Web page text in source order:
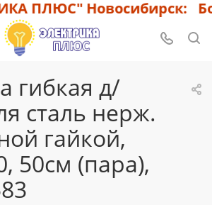
ПЛЮС" Новосибирск:
гибкая д/
сталь нерж.
гайкой,
50cм (пара),